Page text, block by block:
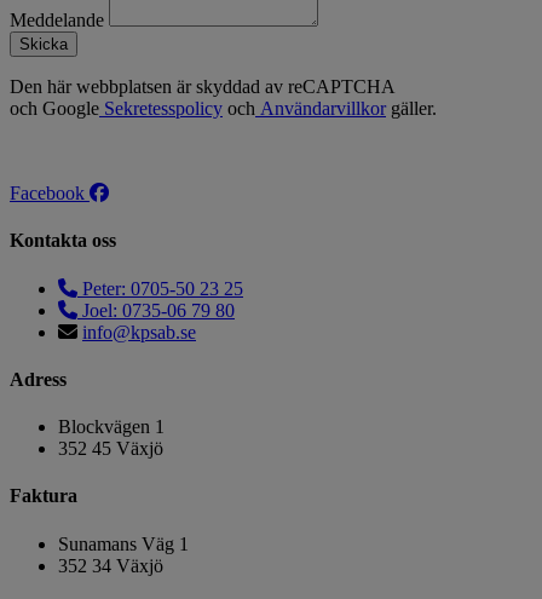
Meddelande
Skicka
Den här webbplatsen är skyddad av reCAPTCHA
och Google Sekretesspolicy och Användarvillkor gäller.
Facebook
Kontakta oss
Peter: 0705-50 23 25
Joel: 0735-06 79 80
info@kpsab.se
Adress
Blockvägen 1
352 45 Växjö
Faktura
Sunamans Väg 1
352 34 Växjö